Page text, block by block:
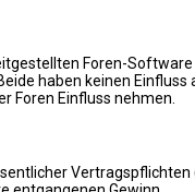
Foren-
haben keinen
Foren Einfluss nehmen.